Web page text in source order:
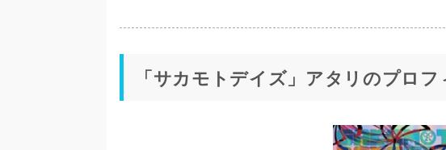
「サカモトデイズ」アタリのプロフ